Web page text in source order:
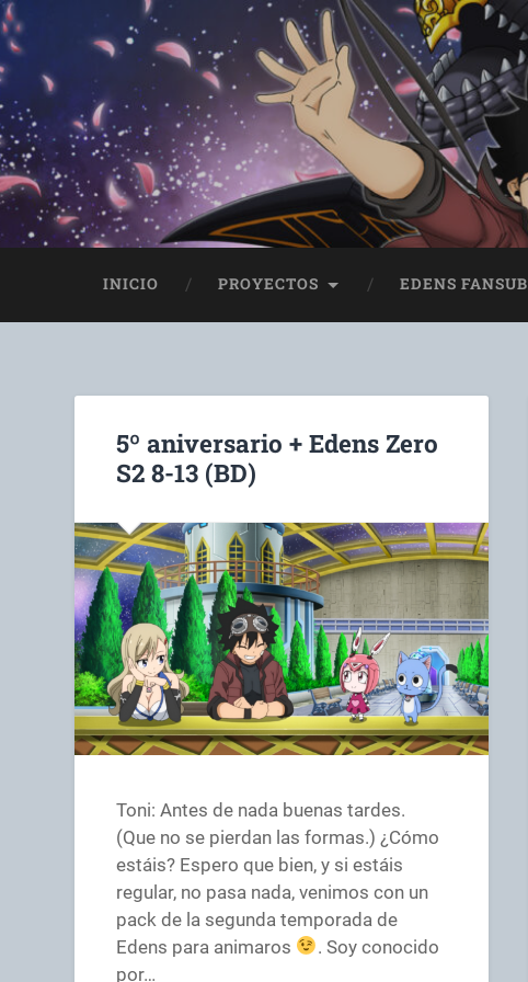
INICIO PROYECTOS EDENS FANSUB
5º aniversario + Edens Zero
S2 8-13 (BD)
Toni: Antes de nada buenas tardes.
(Que no se pierdan las formas.) ¿Cómo
estáis? Espero que bien, y si estáis
regular, no pasa nada, venimos con un
pack de la segunda temporada de
Edens para animaros
. Soy conocido
por…